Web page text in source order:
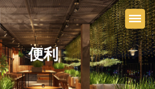
ホームページ
ウエスタンハノイブティッ
便利